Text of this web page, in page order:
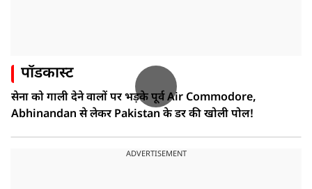
पॉडकास्ट
सेना को गाली देने वालों पर भड़के पूर्व Air Commodore,
Abhinandan से लेकर Pakistan के डर की खोली पोल!
ADVERTISEMENT